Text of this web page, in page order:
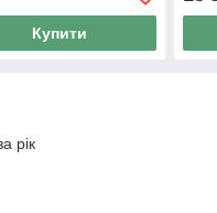
Купити
рік